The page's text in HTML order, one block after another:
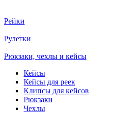
Рейки
Рулетки
Рюкзаки, чехлы и кейсы
Кейсы
Кейсы для реек
Клипсы для кейсов
Рюкзаки
Чехлы